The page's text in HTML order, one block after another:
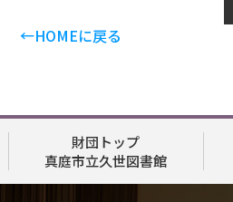
←HOMEに戻る
財団トップ
真庭市立久世図書館